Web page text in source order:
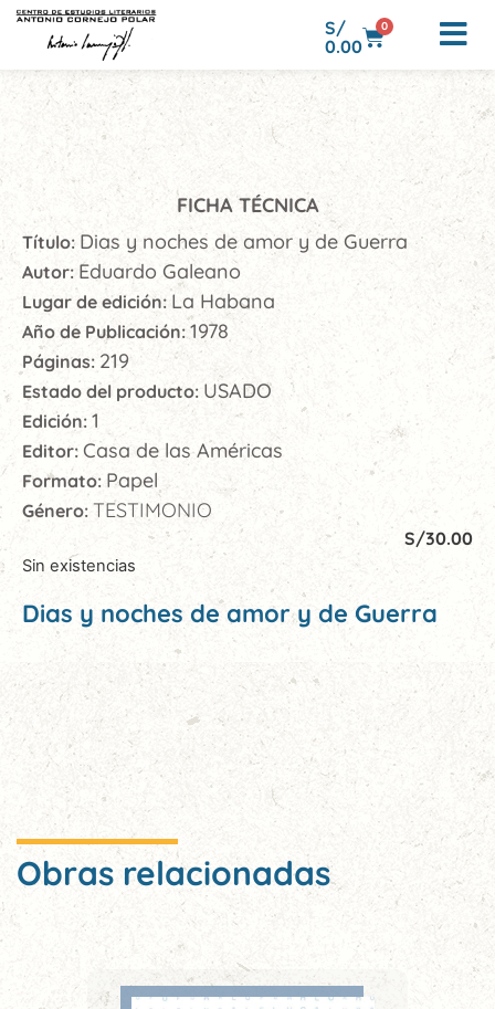
S/
0.00
0
FICHA TÉCNICA
Título: Dias y noches de amor y de Guerra
Autor: Eduardo Galeano
Lugar de edición: La Habana
Año de Publicación:1978
Páginas: 219
Estado del producto: USADO
Edición: 1
Editor: Casa de las Américas
Formato: Papel
Género: TESTIMONIO
S/30.00
Sin existencias
Dias y noches de amor y de Guerra
Obras relacionadas